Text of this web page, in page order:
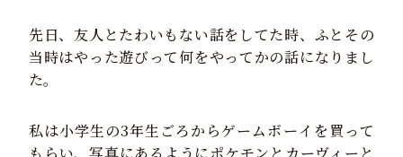
先日、友人とたわいもない話をしてた時、ふとその
当時はやった遊びって何をやってかの話になりまし
た。
私は小学生の3年生ごろからゲームボーイを買って
もらい、写真にあるようにポケモンとカーヴィーと